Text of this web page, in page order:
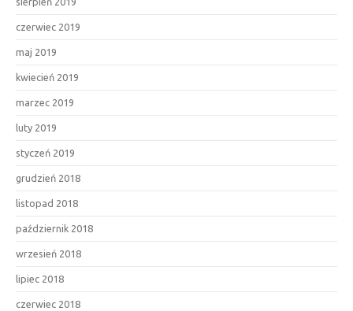
czerwiec 2019
maj 2019
kwiecień 2019
marzec 2019
luty 2019
styczeń 2019
grudzień 2018
listopad 2018
październik 2018
wrzesień 2018
lipiec 2018
czerwiec 2018